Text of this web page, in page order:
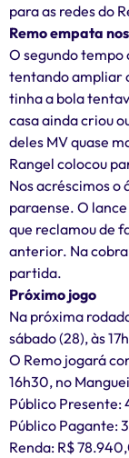
para as redes do
Remo empata
O segundo tempo
tentando ampliar
tinha a bola
casa ainda criou
deles MV quase
Rangel colocou
Nos acréscimos
paraense. O
que reclamou de
anterior. Na
partida.
Próximo jogo
Na próxima
sábado (28), às
O Remo jogará
16h30, no
Público Presente:
Público Pagante:
Renda: R$